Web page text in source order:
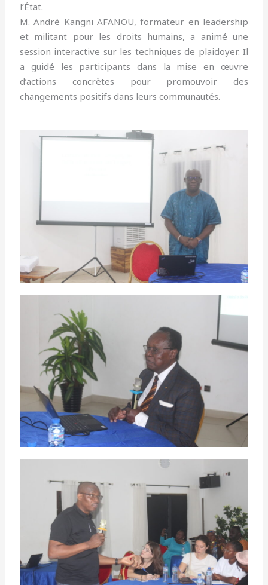
l’État.
M. André Kangni AFANOU, formateur en leadership
et militant pour les droits humains, a animé une
session interactive sur les techniques de plaidoyer. Il
a guidé les participants dans la mise en œuvre
d’actions concrètes pour promouvoir des
changements positifs dans leurs communautés.